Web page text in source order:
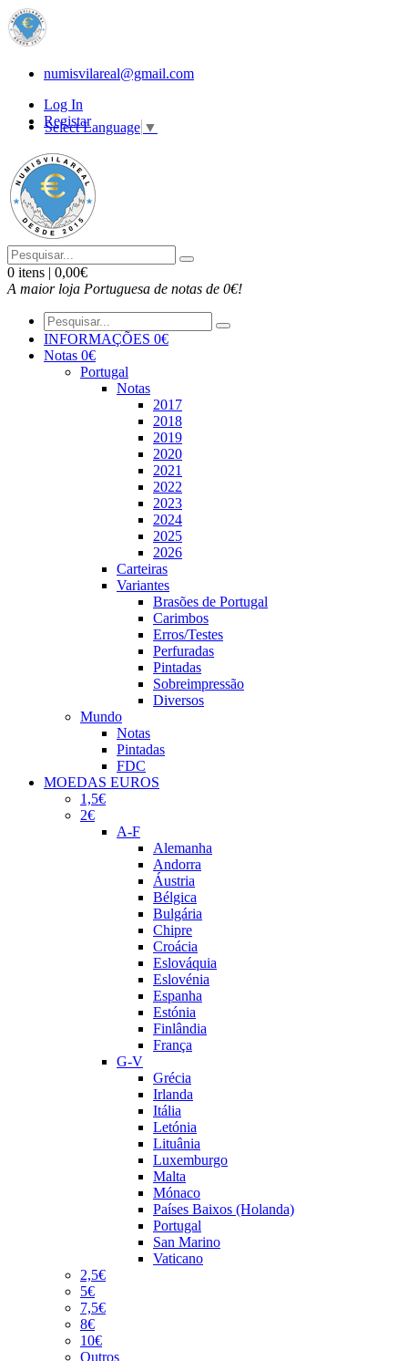
numisvilareal@gmail.com
Log In
Registar
Select Language ▼
0 itens | 0,00€
A maior loja Portuguesa de notas de 0€!
INFORMAÇÕES 0€
Notas 0€
Portugal
Notas
2017
2018
2019
2020
2021
2022
2023
2024
2025
2026
Carteiras
Variantes
Brasões de Portugal
Carimbos
Erros/Testes
Perfuradas
Pintadas
Sobreimpressão
Diversos
Mundo
Notas
Pintadas
FDC
MOEDAS EUROS
1,5€
2€
A-F
Alemanha
Andorra
Áustria
Bélgica
Bulgária
Chipre
Croácia
Eslováquia
Eslovénia
Espanha
Estónia
Finlândia
França
G-V
Grécia
Irlanda
Itália
Letónia
Lituânia
Luxemburgo
Malta
Mónaco
Países Baixos (Holanda)
Portugal
San Marino
Vaticano
2,5€
5€
7,5€
8€
10€
Outros